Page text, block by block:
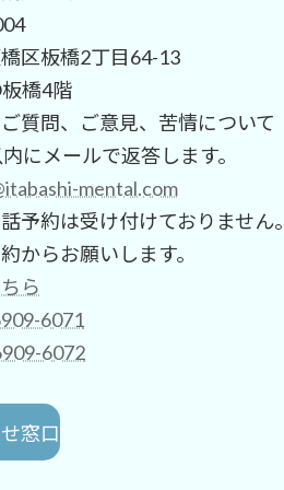
区板橋2丁目64-13
橋4階
質問、ご意見、苦情について
にメールで返答します。
mental.com
予約は受け付けておりません
からお願いします。
ら
6071
6072
窓口